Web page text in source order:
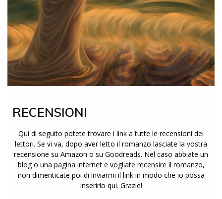
RECENSIONI
Qui di seguito potete trovare i link a tutte le recensioni dei
lettori. Se vi va, dopo aver letto il romanzo lasciate la vostra
recensione su Amazon o su Goodreads. Nel caso abbiate un
blog o una pagina internet e vogliate recensire il romanzo,
non dimenticate poi di inviarmi il link in modo che io possa
inserirlo qui. Grazie!